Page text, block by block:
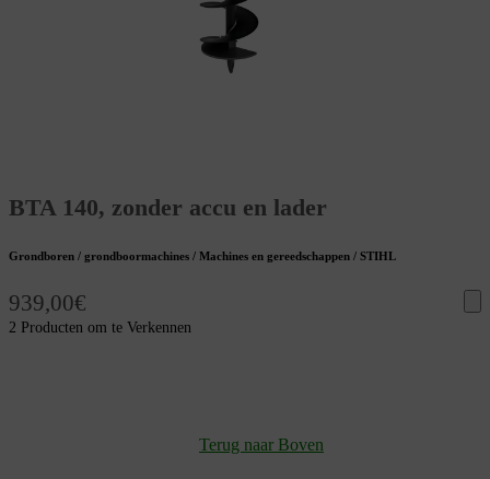
BTA 140, zonder accu en lader
Grondboren / grondboormachines / Machines en gereedschappen / STIHL
939,00€
2 Producten om te Verkennen
Terug naar Boven